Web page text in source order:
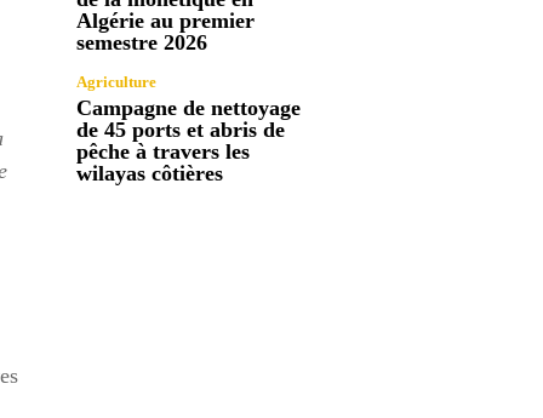
Algérie au premier
semestre 2026
Agriculture
Campagne de nettoyage
de 45 ports et abris de
pêche à travers les
wilayas côtières